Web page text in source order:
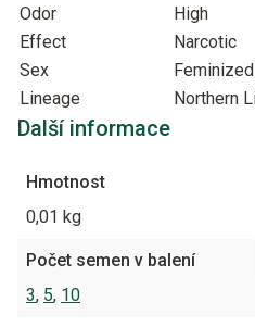
Odor
High
Effect
Narcotic
Sex
Feminized
Lineage
Northern
Další informace
Hmotnost
0,01 kg
Počet semen v balení
3, 5, 10